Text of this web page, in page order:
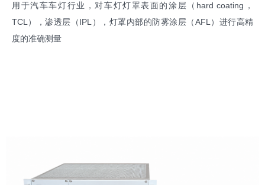
用于汽车车灯行业，对车灯灯罩表面的涂层（hard coating，
TCL），渗透层（IPL），灯罩内部的防雾涂层（AFL）进行高精
度的准确测量